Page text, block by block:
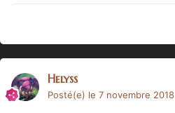
Helyss
Posté(e) le 7 novembre 2018